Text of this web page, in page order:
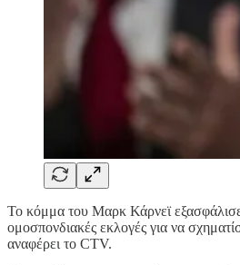
Το κόμμα του Μαρκ Κάρνεϊ εξασφάλισε
ομοσπονδιακές εκλογές για να
αναφέρει το CTV.